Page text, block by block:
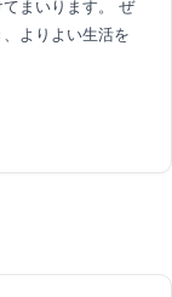
まいります。 ぜ
よりよい生活を